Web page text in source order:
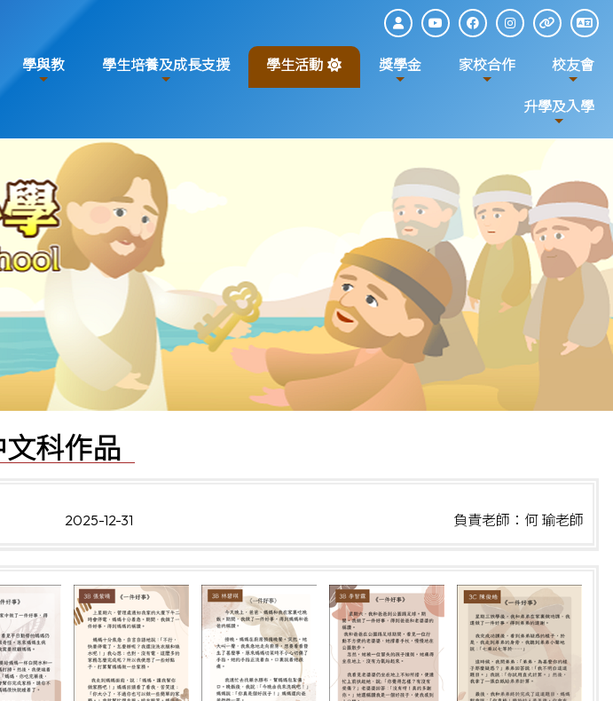
學與教 學生培養及成長支援 學生活動 獎學金 家校合作 校友會
升學及入學
文科作品
2025-12-31 負責老師：何 瑜老師